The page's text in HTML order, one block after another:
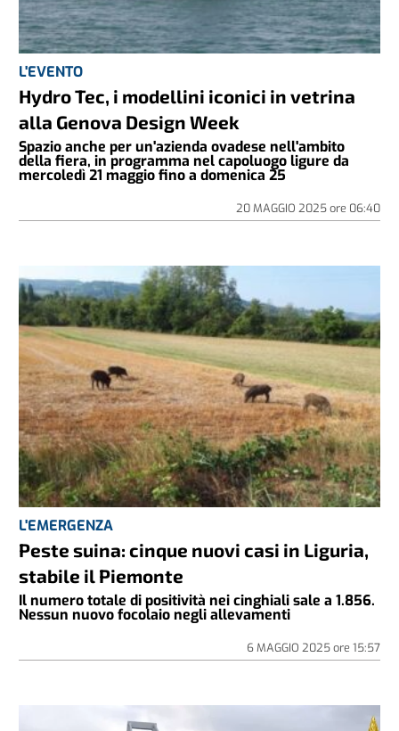
L'EVENTO
Hydro Tec, i modellini iconici in vetrina
alla Genova Design Week
Spazio anche per un'azienda ovadese nell'ambito
della fiera, in programma nel capoluogo ligure da
mercoledì 21 maggio fino a domenica 25
20 MAGGIO 2025ore 06:40
L'EMERGENZA
Peste suina: cinque nuovi casi in Liguria,
stabile il Piemonte
Il numero totale di positività nei cinghiali sale a 1.856.
Nessun nuovo focolaio negli allevamenti
6 MAGGIO 2025ore 15:57